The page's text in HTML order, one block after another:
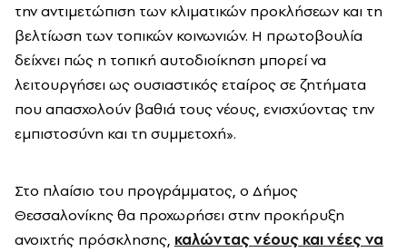
την αντιμετώπιση των κλιματικών προκλήσεων και τη
βελτίωση των τοπικών κοινωνιών. Η πρωτοβουλία
δείχνει πώς η τοπική αυτοδιοίκηση μπορεί να
λειτουργήσει ως ουσιαστικός εταίρος σε ζητήματα
που απασχολούν βαθιά τους νέους, ενισχύοντας την
εμπιστοσύνη και τη συμμετοχή».
Στο πλαίσιο του προγράμματος, ο Δήμος
Θεσσαλονίκης θα προχωρήσει στην προκήρυξη
ανοιχτής πρόσκλησης, καλώντας νέους και νέες να